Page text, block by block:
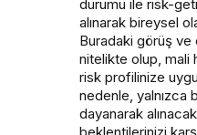
durumu ile risk-
alınarak bireysel
Buradaki görüş ve
nitelikte olup, mali
risk profilinize
nedenle, yalnızca
dayanarak alınacak